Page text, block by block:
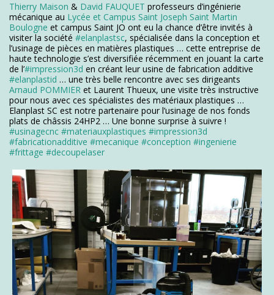
Thierry Maison & David FAUQUET professeurs d’ingénierie
mécanique au Lycée et Campus Saint Joseph Saint Martin
Boulogne et campus Saint JO ont eu la chance d’être invités à
visiter la société #elanplastsc, spécialisée dans la conception et
l’usinage de pièces en matières plastiques … cette entreprise de
haute technologie s’est diversifiée récemment en jouant la carte
de l’#impression3d en créant leur usine de fabrication additive
#elanplastid … une très belle rencontre avec ses dirigeants
Arnaud POMMIER et Laurent Thueux, une visite très instructive
pour nous avec ces spécialistes des matériaux plastiques …
Elanplast SC est notre partenaire pour l’usinage de nos fonds
plats de châssis 24HP2 … Une bonne surprise à suivre !
#usinagecnc #materiauxplastiques #impression3d
#fabricationadditive #mecanique #conception #ingenierie
#frittage #decoupelaser